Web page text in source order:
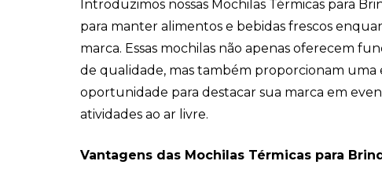
Introduzimos nossas Mochilas Térmicas para
para manter alimentos e bebidas frescos
marca. Essas mochilas não apenas oferecem
de qualidade, mas também proporcionam uma
oportunidade para destacar sua marca em
atividades ao ar livre.
Vantagens das Mochilas Térmicas para